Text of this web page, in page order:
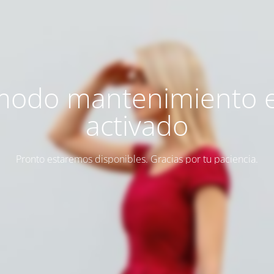
mantenimiento
activado
Pronto estaremos disponibles. Gracias por tu paciencia.